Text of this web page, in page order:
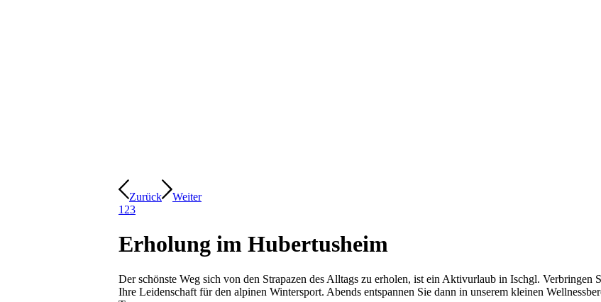
Zurück
Weiter
1 23
Erholung im Hubertusheim
Der schönste Weg sich von den Strapazen des Alltags zu erholen, ist ein Aktivurlaub in Ischgl. Verbringen
Ihre Leidenschaft für den alpinen Wintersport. Abends entspannen Sie dann in unserem kleinen